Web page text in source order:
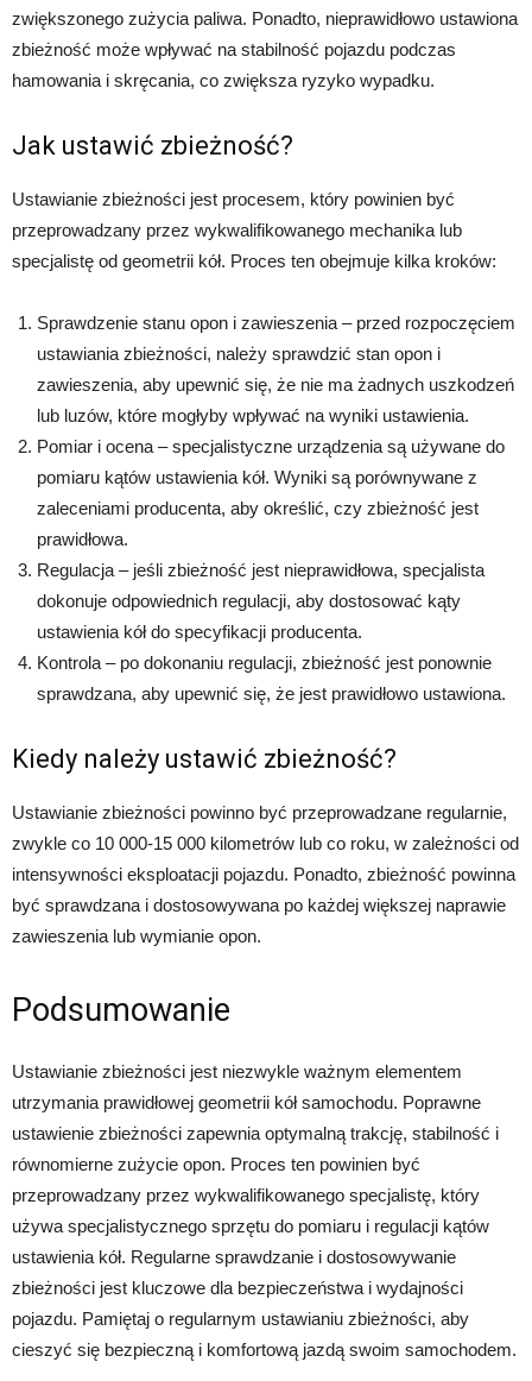
zwiększonego zużycia paliwa. Ponadto, nieprawidłowo ustawiona
zbieżność może wpływać na stabilność pojazdu podczas
hamowania i skręcania, co zwiększa ryzyko wypadku.
Jak ustawić zbieżność?
Ustawianie zbieżności jest procesem, który powinien być
przeprowadzany przez wykwalifikowanego mechanika lub
specjalistę od geometrii kół. Proces ten obejmuje kilka kroków:
Sprawdzenie stanu opon i zawieszenia – przed rozpoczęciem
ustawiania zbieżności, należy sprawdzić stan opon i
zawieszenia, aby upewnić się, że nie ma żadnych uszkodzeń
lub luzów, które mogłyby wpływać na wyniki ustawienia.
Pomiar i ocena – specjalistyczne urządzenia są używane do
pomiaru kątów ustawienia kół. Wyniki są porównywane z
zaleceniami producenta, aby określić, czy zbieżność jest
prawidłowa.
Regulacja – jeśli zbieżność jest nieprawidłowa, specjalista
dokonuje odpowiednich regulacji, aby dostosować kąty
ustawienia kół do specyfikacji producenta.
Kontrola – po dokonaniu regulacji, zbieżność jest ponownie
sprawdzana, aby upewnić się, że jest prawidłowo ustawiona.
Kiedy należy ustawić zbieżność?
Ustawianie zbieżności powinno być przeprowadzane regularnie,
zwykle co 10 000-15 000 kilometrów lub co roku, w zależności od
intensywności eksploatacji pojazdu. Ponadto, zbieżność powinna
być sprawdzana i dostosowywana po każdej większej naprawie
zawieszenia lub wymianie opon.
Podsumowanie
Ustawianie zbieżności jest niezwykle ważnym elementem
utrzymania prawidłowej geometrii kół samochodu. Poprawne
ustawienie zbieżności zapewnia optymalną trakcję, stabilność i
równomierne zużycie opon. Proces ten powinien być
przeprowadzany przez wykwalifikowanego specjalistę, który
używa specjalistycznego sprzętu do pomiaru i regulacji kątów
ustawienia kół. Regularne sprawdzanie i dostosowywanie
zbieżności jest kluczowe dla bezpieczeństwa i wydajności
pojazdu. Pamiętaj o regularnym ustawianiu zbieżności, aby
cieszyć się bezpieczną i komfortową jazdą swoim samochodem.